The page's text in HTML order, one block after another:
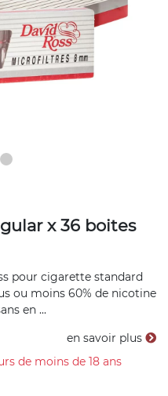
x 36 boites
pour cigarette standard
ou moins 60% de nicotine
en ...
en savoir plus
de moins de 18 ans